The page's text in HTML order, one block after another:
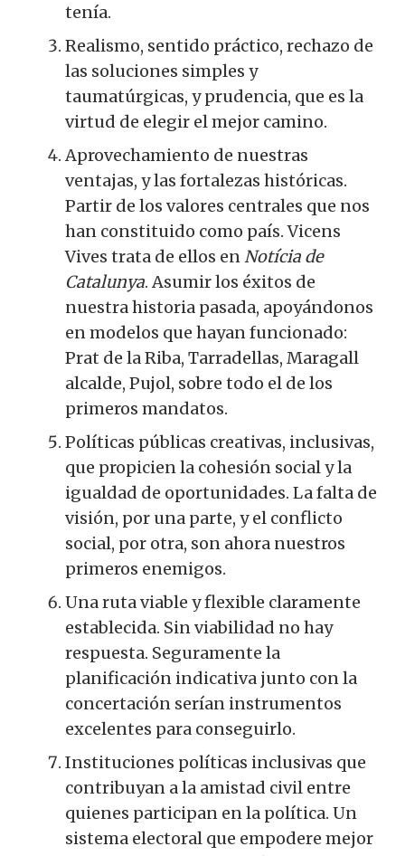
tenía.
Realismo, sentido práctico, rechazo de
las soluciones simples y
taumatúrgicas, y prudencia, que es la
virtud de elegir el mejor camino.
Aprovechamiento de nuestras
ventajas, y las fortalezas históricas.
Partir de los valores centrales que nos
han constituido como país. Vicens
Vives trata de ellos en Notícia de
Catalunya. Asumir los éxitos de
nuestra historia pasada, apoyándonos
en modelos que hayan funcionado:
Prat de la Riba, Tarradellas, Maragall
alcalde, Pujol, sobre todo el de los
primeros mandatos.
Políticas públicas creativas, inclusivas,
que propicien la cohesión social y la
igualdad de oportunidades. La falta de
visión, por una parte, y el conflicto
social, por otra, son ahora nuestros
primeros enemigos.
Una ruta viable y flexible claramente
establecida. Sin viabilidad no hay
respuesta. Seguramente la
planificación indicativa junto con la
concertación serían instrumentos
excelentes para conseguirlo.
Instituciones políticas inclusivas que
contribuyan a la amistad civil entre
quienes participan en la política. Un
sistema electoral que empodere mejor